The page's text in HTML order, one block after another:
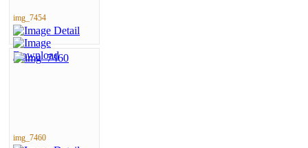
img_7454
img_7460